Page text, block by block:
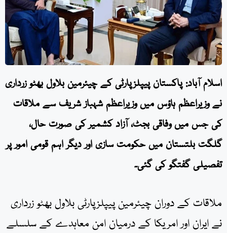
اسلام آباد: پاکستان پیپلزپارٹی کے چیئرمین بلاول بھٹو زرداری
نے وزیراعظم ہاؤس میں وزیراعظم شہباز شریف سے ملاقات
کی جس میں وفاقی بجٹ، آزاد کشمیر کی صورت حال،
گلگت بلتستان میں حکومت سازی اور دیگر اہم قومی امور پر
تفصیلی گفتگو کی گئی۔
ملاقات کے دوران چیئرمین پیپلزپارٹی بلاول بھٹو زرداری
نے ایران اور امریکا کے درمیان امن معاہدے کے سلسلے